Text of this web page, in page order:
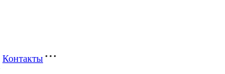
Контакты